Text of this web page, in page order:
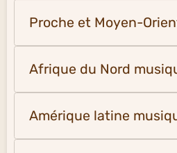
Proche et Moyen-
Afrique du Nord
Amérique latine